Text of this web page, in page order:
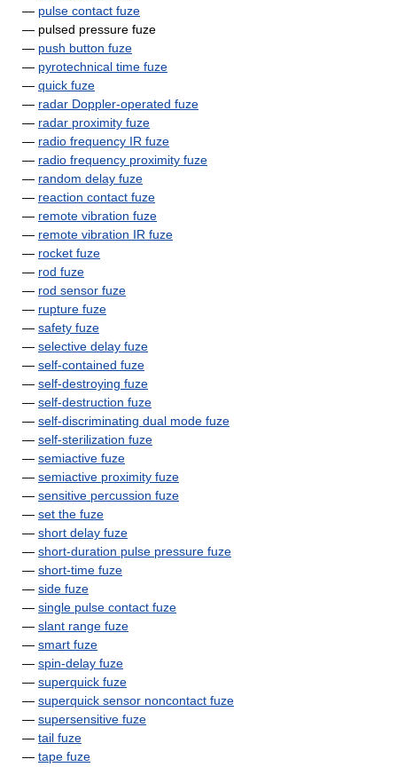
— pulse contact fuze
— pulsed pressure fuze
— push button fuze
— pyrotechnical time fuze
— quick fuze
— radar Doppler-operated fuze
— radar proximity fuze
— radio frequency IR fuze
— radio frequency proximity fuze
— random delay fuze
— reaction contact fuze
— remote vibration fuze
— remote vibration IR fuze
— rocket fuze
— rod fuze
— rod sensor fuze
— rupture fuze
— safety fuze
— selective delay fuze
— self-contained fuze
— self-destroying fuze
— self-destruction fuze
— self-discriminating dual mode fuze
— self-sterilization fuze
— semiactive fuze
— semiactive proximity fuze
— sensitive percussion fuze
— set the fuze
— short delay fuze
— short-duration pulse pressure fuze
— short-time fuze
— side fuze
— single pulse contact fuze
— slant range fuze
— smart fuze
— spin-delay fuze
— superquick fuze
— superquick sensor noncontact fuze
— supersensitive fuze
— tail fuze
— tape fuze